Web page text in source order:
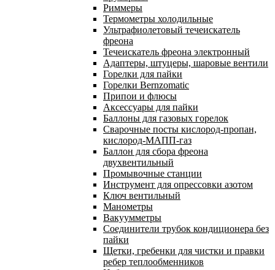
Риммеры
Термометры холодильные
Ультрафиолетовый течеискатель
фреона
Течеискатель фреона электронный
Адаптеры, штуцеры, шаровые вентили
Горелки для пайки
Горелки Bernzomatic
Припои и флюсы
Аксессуары для пайки
Баллоны для газовых горелок
Сварочные посты кислород-пропан,
кислород-МАПП-газ
Баллон для сбора фреона
двухвентильный
Промывочные станции
Инструмент для опрессовки азотом
Ключ вентильный
Манометры
Вакуумметры
Соединители трубок кондиционера без
пайки
Щетки, гребенки для чистки и правки
ребер теплообменников